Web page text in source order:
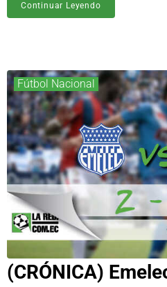
Continuar Leyendo
Fútbol Nacional
(CRÓNICA)